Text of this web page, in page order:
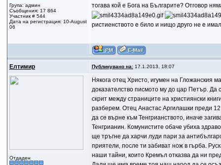
Група: админ
Съобщения: 17 864
Участник # 544
Дата на регистрация: 10-August
06
тогава кой е Бога на Българите? Отговор
ристиенството е било и нищо друго не е
Елтимир Публикувано на:17.1.2013, 18:07
Отдаден
Някога отец Христо, игумен на Гложанския
доказателство писмото му до цар Петър.
скрит между страниците на християнски
разберем. Отец Анастас Аргилашки преди
да се върне към Тенгрианството, иначе
Тенгрианин. Комунистите обаче убиха
ще тръгне да харчи луди пари за
приятели, после ти забиват нож в гърба.
наши тайни, които Кремъл отказва да ни